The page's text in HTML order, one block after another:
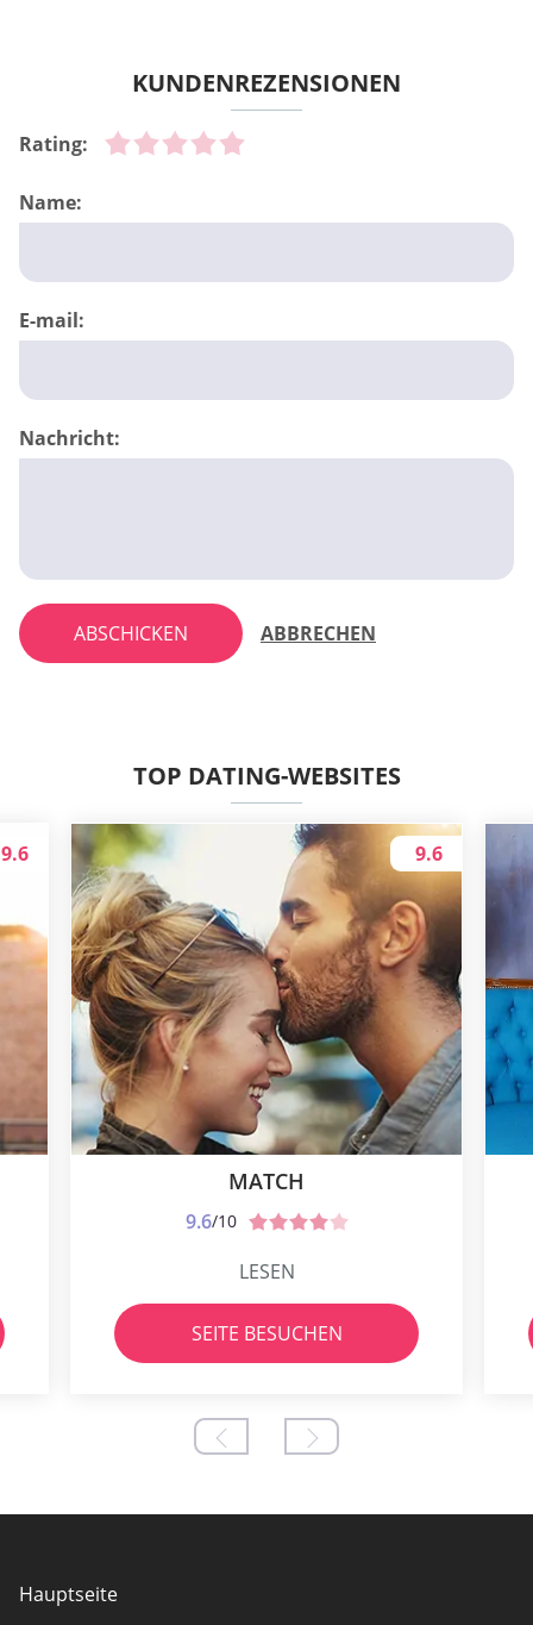
KUNDENREZENSIONEN
Rating:
Name:
E-mail:
Nachricht:
ABSCHICKEN ABBRECHEN
TOP DATING-WEBSITES
9.6
MATCH
9.6/10
9.6
LESEN
SEITE BESUCHEN
Hauptseite